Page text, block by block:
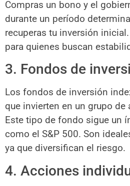
Compras un bono y el
durante un período
recuperas tu inversión
para quienes buscan
3. Fondos de
Los fondos de inversión
que invierten en un grupo
Este tipo de fondo sigue un
como el S&P 500. Son
ya que diversifican el riesgo.
4. Acciones